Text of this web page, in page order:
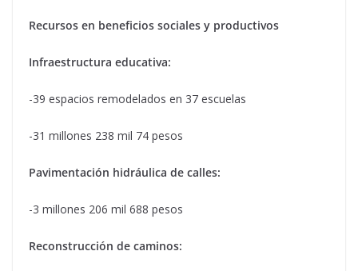
Recursos en beneficios sociales y productivos
Infraestructura educativa:
-39 espacios remodelados en 37 escuelas
-31 millones 238 mil 74 pesos
Pavimentación hidráulica de calles:
-3 millones 206 mil 688 pesos
Reconstrucción de caminos: